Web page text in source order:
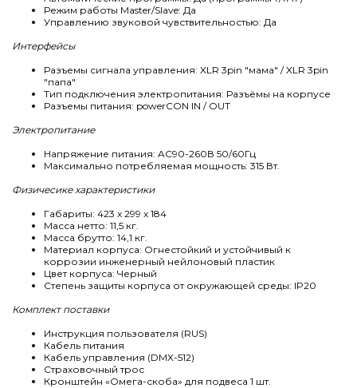
Режим работы Master/Slave: Да
Управлению звуковой чувствительностью: Да
Интерфейсы
Разъемы сигнала управления: XLR 3pin "мама" / XLR 3pin
"папа"
Тип подключения электропитания: Разъёмы на корпусе
Разъемы питания: powerCON IN / OUT
Электропитание
Напряжение питания: AC90-260В 50/60Гц
Максимально потребляемая мощность: 315 Вт.
Физичесике характеристики
Габариты: 423 x 299 x 184
Масса нетто: 11,5 кг.
Масса брутто: 14,1 кг.
Материал корпуса: Огнестойкий и устойчивый к
коррозии инженерный нейлоновый пластик
Цвет корпуса: Черный
Степень защиты корпуса от окружающей среды: IP20
Комплект поставки
Инструкция пользователя (RUS)
Кабель питания
Кабель управления (DMX-512)
Страховочный трос
Кронштейн «Омега-скоба» для подвеса 1 шт.